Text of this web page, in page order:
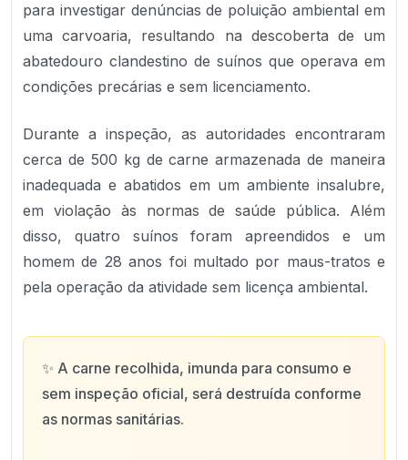
para investigar denúncias de poluição ambiental em
uma carvoaria, resultando na descoberta de um
abatedouro clandestino de suínos que operava em
condições precárias e sem licenciamento.
Durante a inspeção, as autoridades encontraram
cerca de 500 kg de carne armazenada de maneira
inadequada e abatidos em um ambiente insalubre,
em violação às normas de saúde pública. Além
disso, quatro suínos foram apreendidos e um
homem de 28 anos foi multado por maus-tratos e
pela operação da atividade sem licença ambiental.
✨ A carne recolhida, imunda para consumo e
sem inspeção oficial, será destruída conforme
as normas sanitárias.